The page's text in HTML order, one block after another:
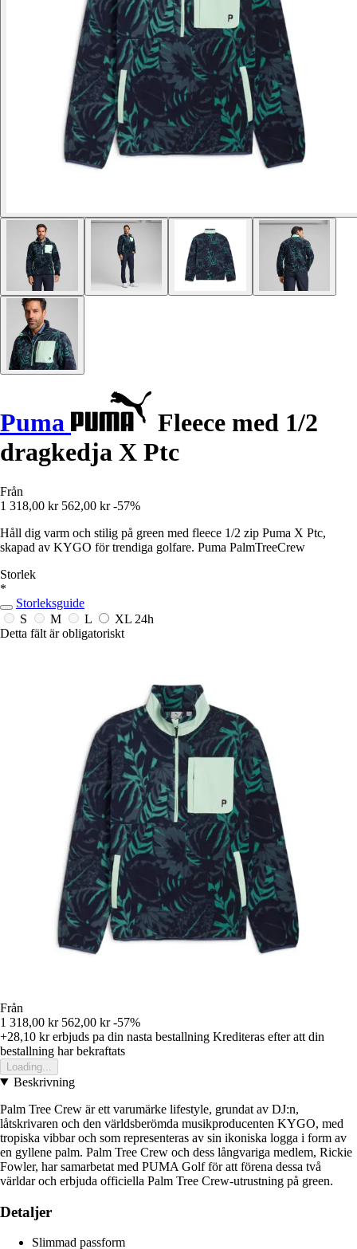
Puma
Fleece med 1/2
dragkedja X Ptc
Från
1 318,00 kr 562,00 kr -57%
Håll dig varm och stilig på green med fleece 1/2 zip Puma X Ptc,
skapad av KYGO för trendiga golfare. Puma PalmTreeCrew
Storlek
*
Storleksguide
S
M L XL 24h
Detta fält är obligatoriskt
Från
1 318,00 kr 562,00 kr -57%
+28,10 krerbjuds pa din nasta bestallning Krediteras efter att din
bestallning har bekraftats
Loading...
Beskrivning
Palm Tree Crew är ett varumärke lifestyle, grundat av DJ:n,
låtskrivaren och den världsberömda musikproducenten KYGO, med
tropiska vibbar och som representeras av sin ikoniska logga i form av
en gyllene palm. Palm Tree Crew och dess långvariga medlem, Rickie
Fowler, har samarbetat med PUMA Golf för att förena dessa två
världar och erbjuda officiella Palm Tree Crew-utrustning på green.
Detaljer
Slimmad passform